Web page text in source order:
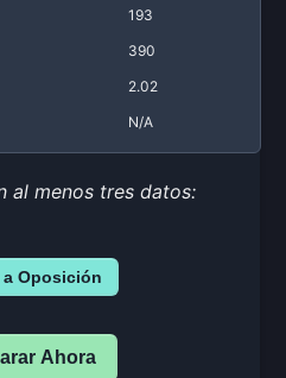
193
390
2.02
N/A
al menos tres datos:
a Oposición
Ahora